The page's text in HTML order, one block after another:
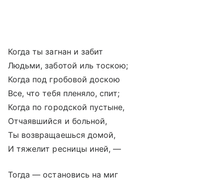
Когда ты загнан и забит
Людьми, заботой иль тоскою;
Когда под гробовой доскою
Все, что тебя пленяло, спит;
Когда по городской пустыне,
Отчаявшийся и больной,
Ты возвращаешься домой,
И тяжелит ресницы иней, —
Тогда — остановись на миг